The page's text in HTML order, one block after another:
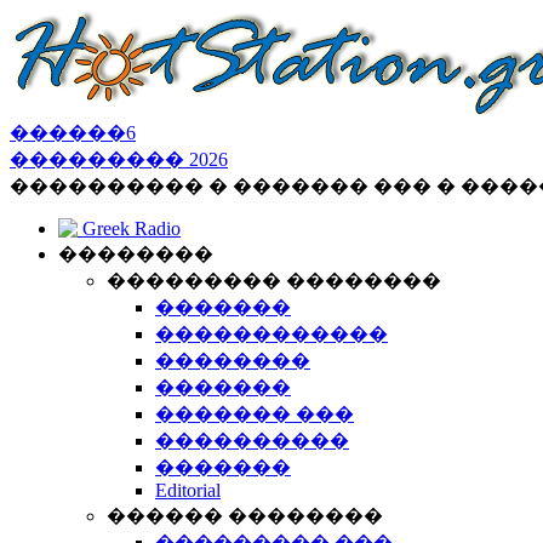
������6
��������� 2026
���������� � ������� ��� �
Greek Radio
��������
��������� ��������
�������
������������
��������
�������
������� ���
����������
�������
Editorial
������ ��������